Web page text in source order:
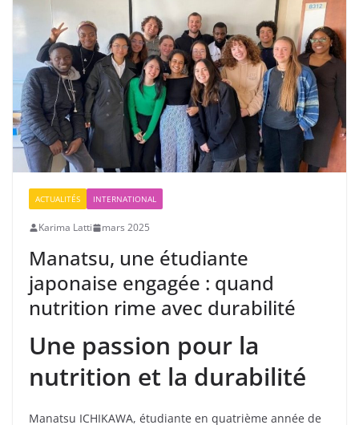
ACTUALITÉS INTERNATIONAL
Karima Latti mars 2025
Manatsu, une étudiante
japonaise engagée : quand
nutrition rime avec durabilité
Une passion pour la
nutrition et la durabilité
Manatsu ICHIKAWA, étudiante en quatrième année de